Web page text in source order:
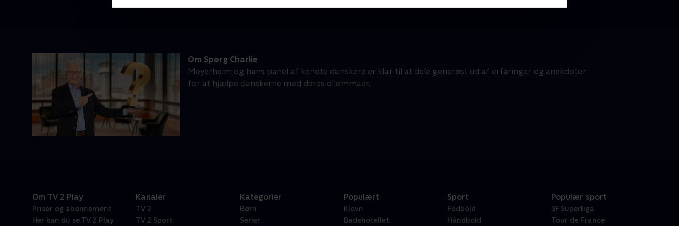
Om Spørg Charlie
Meyerheim og hans panel af kendte danskere er klar til at dele generøst ud af erfaringer og anekdoter
for at hjælpe danskerne med deres dilemmaer.
Om TV 2 Play
Priser og abonnement
Her kan du se TV 2 Play
Kanaler
TV 2
TV 2 Sport
Kategorier
Børn
Serier
Populært
Klovn
Badehotellet
Sport
Fodbold
Håndbold
Populær sport
3F Superliga
Tour de France